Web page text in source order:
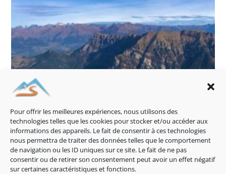
Pour offrir les meilleures expériences, nous utilisons des
technologies telles que les cookies pour stocker et/ou accéder aux
informations des appareils. Le fait de consentir à ces technologies
nous permettra de traiter des données telles que le comportement
de navigation ou les ID uniques sur ce site. Le fait de ne pas
consentir ou de retirer son consentement peut avoir un effet négatif
sur certaines caractéristiques et fonctions.
Hike and fly, Dormillouse 2505m
22 novembre 2021